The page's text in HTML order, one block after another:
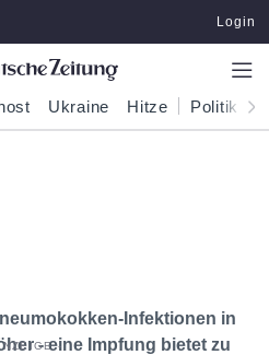
Login
Ukraine Hitze Politik
Infektionen in
- eine Impfung bietet zu